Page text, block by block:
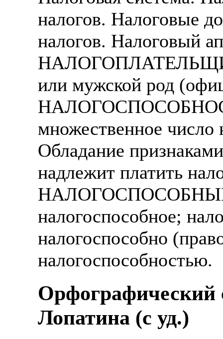
налогов. Налоговые
налогов. Налоговый
НАЛОГОПЛАТЕЛЬЩИК
или мужской род
множественное число
Обладание
надлежит платить
НАЛОГОСПОСОБНЫЙ
налогоспособное;
налогоспособно
налогоспособностью.
Орфографический
Лопатина (c уд.)